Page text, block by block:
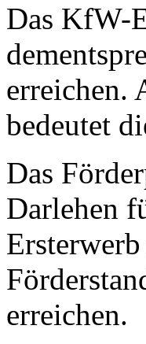
Das KfW-
erreichen.
bedeutet
Das
Darlehen
erreichen.